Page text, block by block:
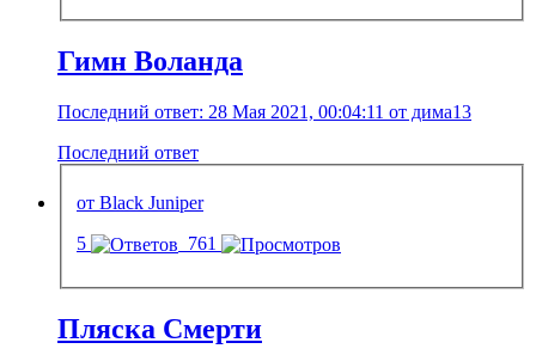
Гимн Воланда
Последний ответ: 28 Мая 2021, 00:04:11 от дима13
Последний ответ
от Black Juniper
5
761
Пляска Смерти